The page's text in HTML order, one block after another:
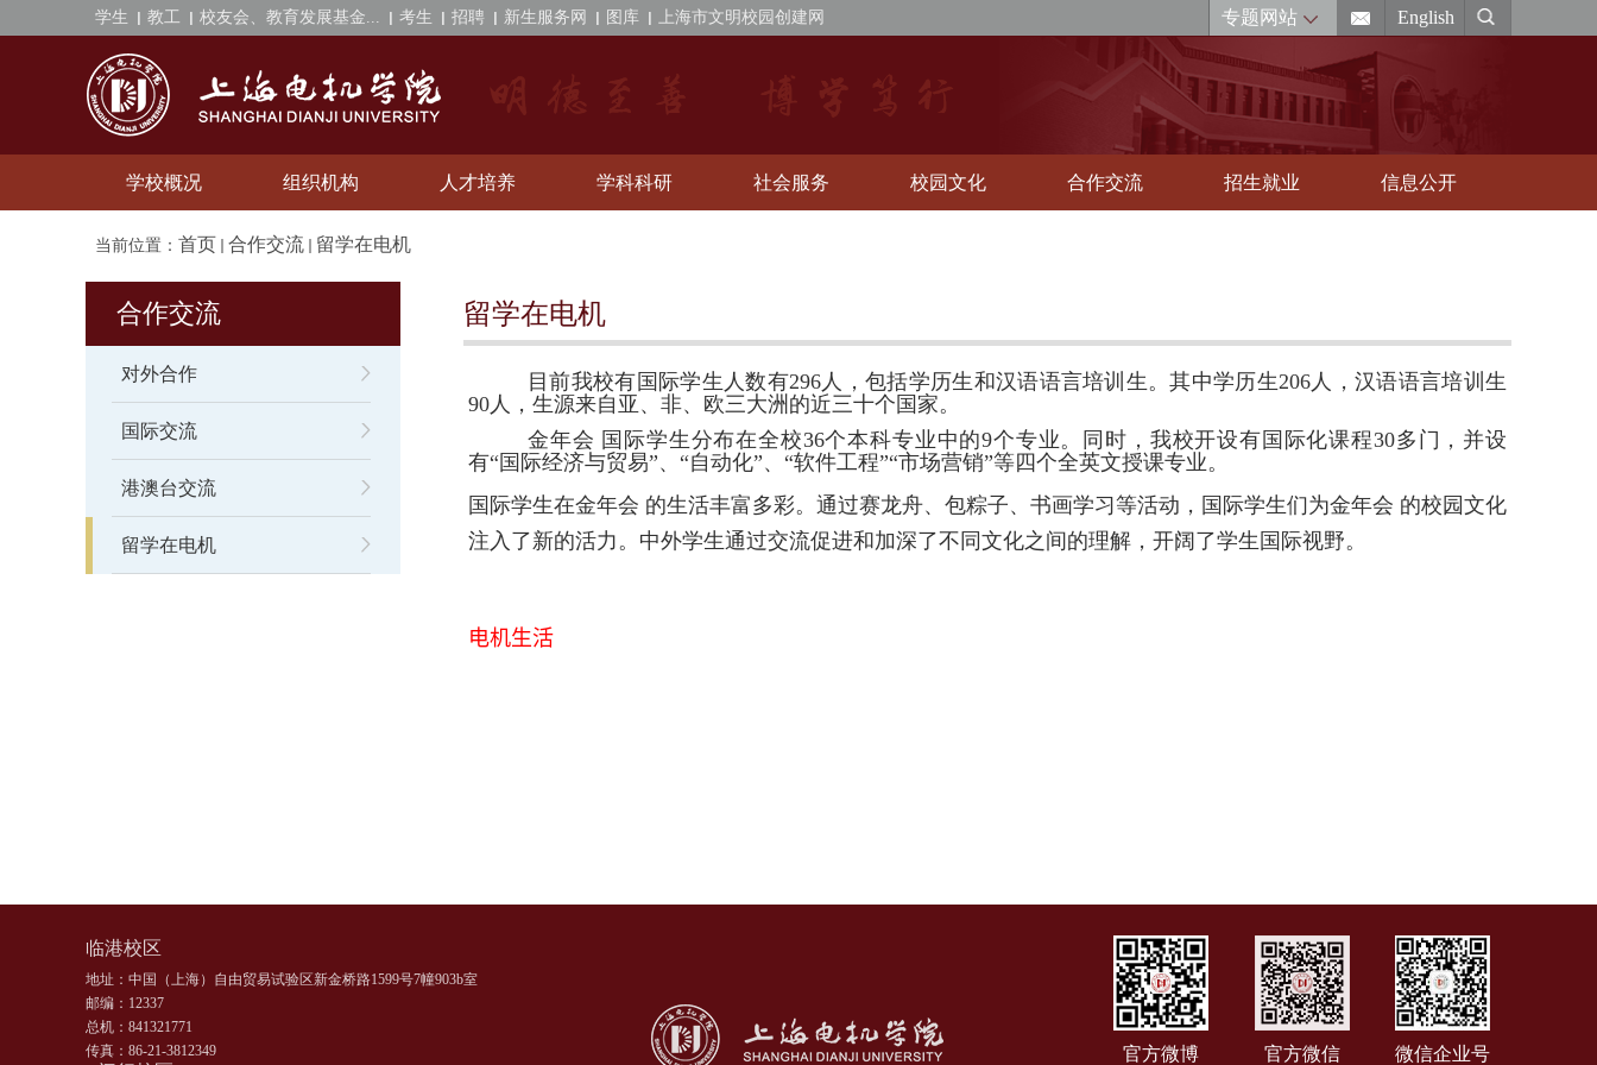
学生 教工 校友会、教育发展基金... 考生 招聘 新生服务网 图库 上海市文明校园创建网 专题网站 English
学校概况 组织机构 人才培养 学科科研 社会服务 校园文化 合作交流 招生就业 信息公开
当前位置： 首页 合作交流 留学在电机
合作交流
对外合作
国际交流
港澳台交流
留学在电机
留学在电机
目前我校有国际学生人数有296人，包括学历生和汉语语言培训生。其中学历生206人，汉语语言培训生
90人，生源来自亚、非、欧三大洲的近三十个国家。
金年会 国际学生分布在全校36个本科专业中的9个专业。同时，我校开设有国际化课程30多门，并设
有“国际经济与贸易”、“自动化”、“软件工程”“市场营销”等四个全英文授课专业。
国际学生在金年会 的生活丰富多彩。通过赛龙舟、包粽子、书画学习等活动，国际学生们为金年会 的校园文化
注入了新的活力。中外学生通过交流促进和加深了不同文化之间的理解，开阔了学生国际视野。
电机生活
临港校区
地址：中国（上海）自由贸易试验区新金桥路1599号7幢903b室
邮编：12337
总机：841321771
传真：86-21-3812349
官方微博 官方微信 微信企业号